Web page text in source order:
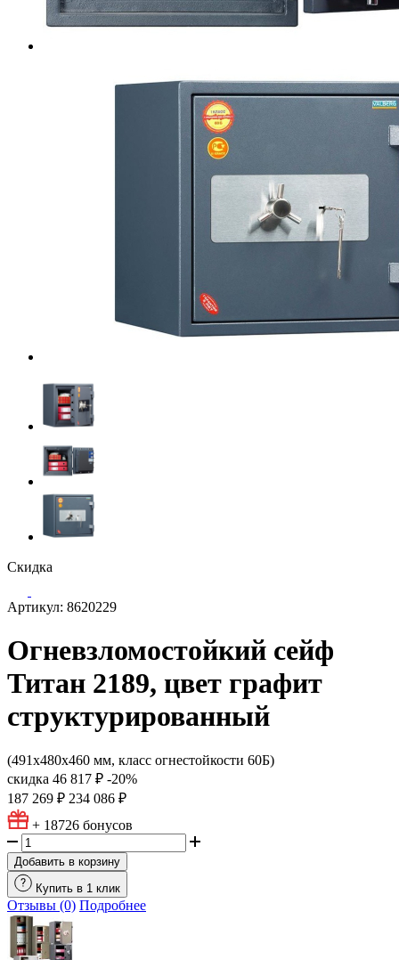
Скидка
Артикул: 8620229
Огневзломостойкий сейф
Титан 2189, цвет графит
структурированный
(491x480x460 мм, класс огнестойкости 60Б)
скидка 46 817 ₽ -20%
187 269 ₽ 234 086 ₽
+ 18726 бонусов
Добавить в корзину
Купить в 1 клик
Отзывы (0) Подробнее